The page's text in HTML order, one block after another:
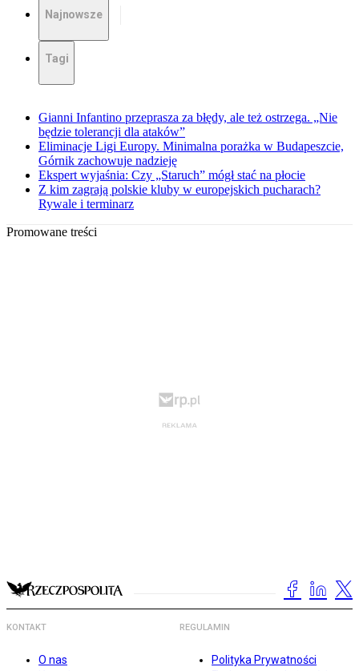
Najnowsze
Tagi
Gianni Infantino przeprasza za błędy, ale też ostrzega. „Nie
będzie tolerancji dla ataków”
Eliminacje Ligi Europy. Minimalna porażka w Budapeszcie,
Górnik zachowuje nadzieję
Ekspert wyjaśnia: Czy „Staruch” mógł stać na płocie
Z kim zagrają polskie kluby w europejskich pucharach?
Rywale i terminarz
Promowane treści
KONTAKT
O nas
REGULAMIN
Polityka Prywatności